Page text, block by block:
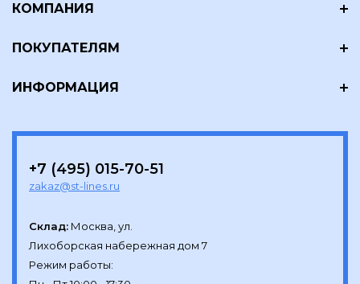
КОМПАНИЯ
ПОКУПАТЕЛЯМ
ИНФОРМАЦИЯ
+7 (495) 015-70-51
zakaz@st-lines.ru
Склад: Москва, ул.
Лихоборская набережная дом 7
Режим работы: